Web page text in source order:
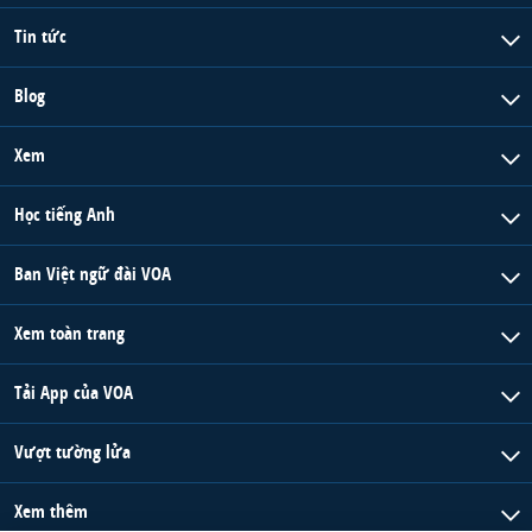
Tin tức
Blog
Xem
Học tiếng Anh
Ban Việt ngữ đài VOA
Xem toàn trang
Tải App của VOA
Vượt tường lửa
Xem thêm